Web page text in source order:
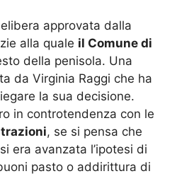
approvata dalla
alla quale il Comune di
della penisola. Una
da Virginia Raggi che ha
la sua decisione.
in controtendenza con le
, se si pensa che
era avanzata l’ipotesi di
pasto o addirittura di